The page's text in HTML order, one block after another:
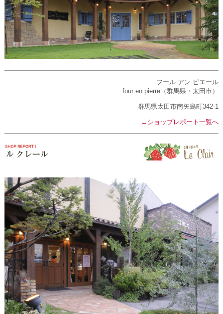
フール アン ピエール
four en pierre（群馬県・太田市）
群馬県太田市南矢島町342-1
←ショップレポート一覧へ